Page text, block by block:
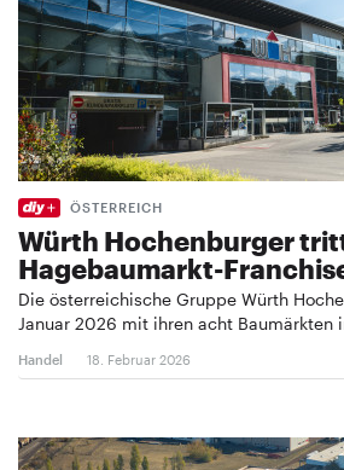
ÖSTERREICH
Würth Hochenburger
Hagebaumarkt-
Die österreichische Gruppe Würth
Januar 2026 mit ihren acht Baumärkten
Handel 18. Februar 2026